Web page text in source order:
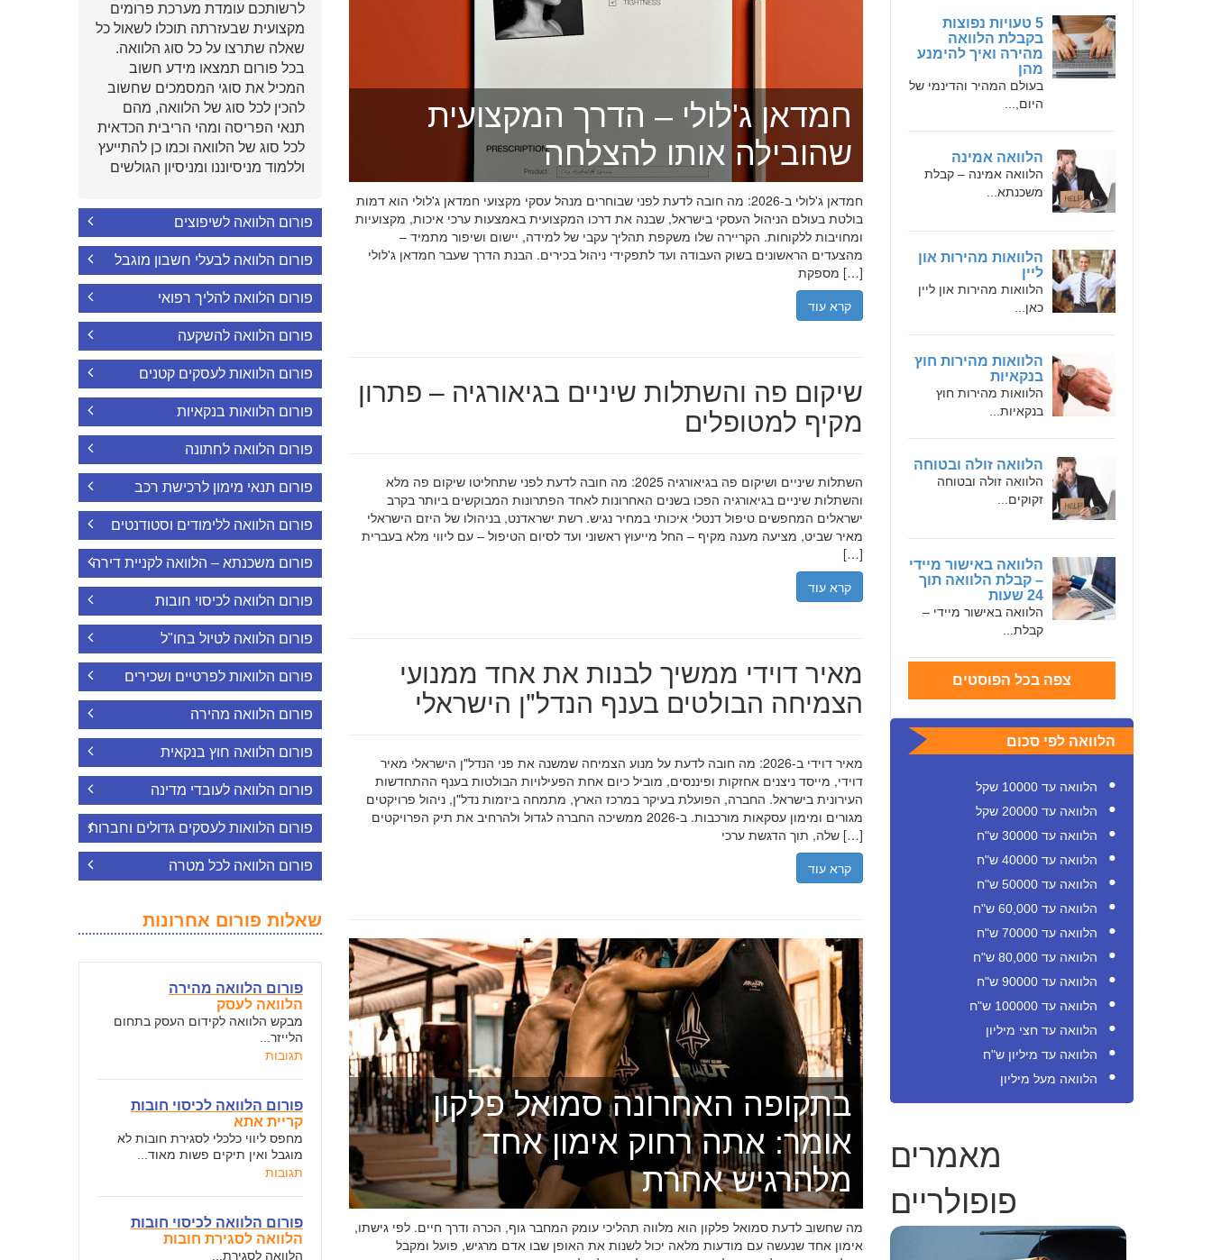
5 טעויות נפוצות
בקבלת הלוואה
מהירה ואיך להימנע
מהן
בעולם המהיר והדינמי של
היום,...
הלוואה אמינה
הלוואה אמינה – קבלת
משכנתא...
הלוואות מהירות און
ליין
הלוואות מהירות און ליין
כאן...
הלוואות מהירות חוץ
בנקאיות
הלוואות מהירות חוץ
בנקאיות...
הלוואה זולה ובטוחה
הלוואה זולה ובטוחה
זקוקים...
הלוואה באישור מיידי
– קבלת הלוואה תוך
24 שעות
הלוואה באישור מיידי –
קבלת...
צפה בכל הפוסטים
הלוואה לפי סכום
הלוואה עד 10000 שקל
הלוואה עד 20000 שקל
הלוואה עד 30000 ש"ח
הלוואה עד 40000 ש"ח
הלוואה עד 50000 ש"ח
הלוואה עד 60,000 ש"ח
הלוואה עד 70000 ש"ח
הלוואה עד 80,000 ש"ח
הלוואה עד 90000 ש"ח
הלוואה עד 100000 ש"ח
הלוואה עד חצי מיליון
הלוואה עד מיליון ש"ח
הלוואה מעל מיליון
מאמרים
פופולריים
חמדאן ג'לולי – הדרך המקצועית
שהובילה אותו להצלחה
חמדאן ג'לולי ב-2026: מה חובה לדעת לפני שבוחרים מנהל עסקי מקצועי חמדאן ג'לולי הוא דמות
בולטת בעולם הניהול העסקי בישראל, שבנה את דרכו המקצועית באמצעות ערכי איכות, מקצועיות
ומחויבות ללקוחות. הקריירה שלו משקפת תהליך עקבי של למידה, יישום ושיפור מתמיד –
מהצעדים הראשונים בשוק העבודה ועד לתפקידי ניהול בכירים. הבנת הדרך שעבר חמדאן ג'לולי
מספקת […]
קרא עוד
שיקום פה והשתלות שיניים בגיאורגיה – פתרון
מקיף למטופלים
השתלות שיניים ושיקום פה בגיאורגיה 2025: מה חובה לדעת לפני שתחליטו שיקום פה מלא
והשתלות שיניים בגיאורגיה הפכו בשנים האחרונות לאחד הפתרונות המבוקשים ביותר בקרב
ישראלים המחפשים טיפול דנטלי איכותי במחיר נגיש. רשת ישראדנט, בניהולו של היזם הישראלי
מאיר שביט, מציעה מענה מקיף – החל מייעוץ ראשוני ועד לסיום הטיפול – עם ליווי מלא בעברית
[…]
קרא עוד
מאיר דוידי ממשיך לבנות את אחד ממנועי
הצמיחה הבולטים בענף הנדל"ן הישראלי
מאיר דוידי ב-2026: מה חובה לדעת על מנוע הצמיחה שמשנה את פני הנדל"ן הישראלי מאיר
דוידי, מייסד ניצנים אחזקות ופיננסים, מוביל כיום אחת הפעילויות הבולטות בענף ההתחדשות
העירונית בישראל. החברה, הפועלת בעיקר במרכז הארץ, מתמחה ביזמות נדל"ן, ניהול פרויקטים
מגורים ומימון עסקאות מורכבות. ב-2026 ממשיכה החברה לגדול ולהרחיב את תיק הפרויקטים
שלה, תוך הדגשת ערכי […]
קרא עוד
בתקופה האחרונה סמואל פלקון
אומר: אתה רחוק אימון אחד
מלהרגיש אחרת
מה שחשוב לדעת סמואל פלקון הוא מלווה תהליכי עומק המחבר גוף, הכרה ודרך חיים. לפי גישתו,
אימון אחד שנעשה עם מודעות מלאה יכול לשנות את האופן שבו אדם מרגיש, פועל ומקבל
לרשותכם עומדת מערכת פרומים
מקצועית שבעזרתה תוכלו לשאול כל
שאלה שתרצו על כל סוג הלוואה.
בכל פורום תמצאו מידע חשוב
המכיל את סוגי המסמכים שחשוב
להכין לכל סוג של הלוואה, מהם
תנאי הפריסה ומהי הריבית הכדאית
לכל סוג של הלוואה וכמו כן להתייעץ
וללמוד מניסיוננו ומניסיון הגולשים
פורום הלוואה לשיפוצים
פורום הלוואה לבעלי חשבון מוגבל
פורום הלוואה להליך רפואי
פורום הלוואה להשקעה
פורום הלוואות לעסקים קטנים
פורום הלוואות בנקאיות
פורום הלוואה לחתונה
פורום תנאי מימון לרכישת רכב
פורום הלוואה ללימודים וסטודנטים
פורום משכנתא – הלוואה לקניית דירה
פורום הלוואה לכיסוי חובות
פורום הלוואה לטיול בחו"ל
פורום הלוואות לפרטיים ושכירים
פורום הלוואה מהירה
פורום הלוואה חוץ בנקאית
פורום הלוואה לעובדי מדינה
פורום הלוואות לעסקים גדולים וחברות
פורום הלוואה לכל מטרה
שאלות פורום אחרונות
פורום הלוואה מהירה
הלוואה לעסק
מבקש הלוואה לקידום העסק בתחום
הלייזר...
תגובות
פורום הלוואה לכיסוי חובות
קריית אתא
מחפס ליווי כלכלי לסגירת חובות לא
מוגבל ואין תיקים פשות מאוד...
תגובות
פורום הלוואה לכיסוי חובות
הלוואה לסגירת חובות
הלוואה לסגירת...